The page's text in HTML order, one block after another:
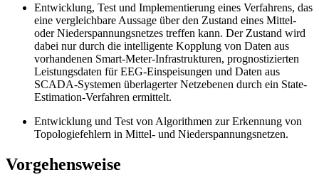
Entwicklung, Test und Implementierung eines Verfahrens, das
eine vergleichbare Aussage über den Zustand eines Mittel-
oder Niederspannungsnetzes treffen kann. Der Zustand wird
dabei nur durch die intelligente Kopplung von Daten aus
vorhandenen Smart-Meter-Infrastrukturen, prognostizierten
Leistungsdaten für EEG-Einspeisungen und Daten aus
SCADA-Systemen überlagerter Netzebenen durch ein State-
Estimation-Verfahren ermittelt.
Entwicklung und Test von Algorithmen zur Erkennung von
Topologiefehlern in Mittel- und Niederspannungsnetzen.
Vorgehensweise